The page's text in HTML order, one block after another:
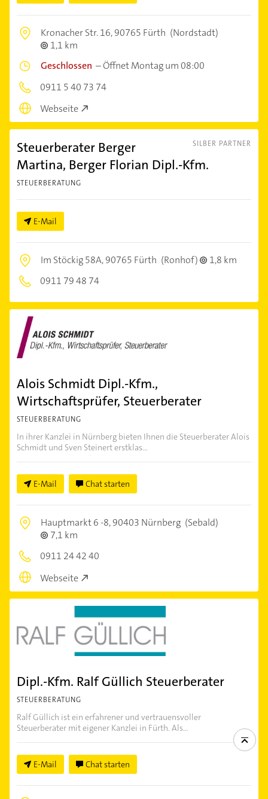
Kronacher Str. 16,90765 Fürth (Nordstadt)
1,1 km
Geschlossen –Öffnet Montag um 08:00
0911 5 40 73 74
Webseite
SILBER PARTNER
Steuerberater Berger
Martina, Berger Florian Dipl.-Kfm.
STEUERBERATUNG
E-Mail
Im Stöckig 58A,90765 Fürth (Ronhof)
1,8 km
0911 79 48 74
Alois Schmidt Dipl.-Kfm.,
Wirtschaftsprüfer, Steuerberater
STEUERBERATUNG
In ihrer Kanzlei in Nürnberg bieten Ihnen die Steuerberater Alois
Schmidt und Sven Steinert erstklas...
E-Mail Chat starten
Hauptmarkt 6 -8,90403 Nürnberg (Sebald)
7,1 km
0911 24 42 40
Webseite
Dipl.-Kfm. Ralf Güllich Steuerberater
STEUERBERATUNG
Ralf Güllich ist ein erfahrener und vertrauensvoller
Steuerberater mit eigener Kanzlei in Fürth. Als...
E-Mail Chat starten